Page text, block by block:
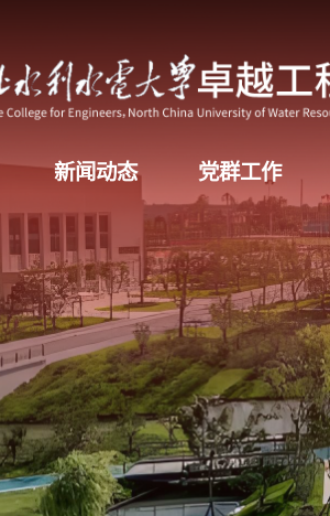
新闻动态 党群工作